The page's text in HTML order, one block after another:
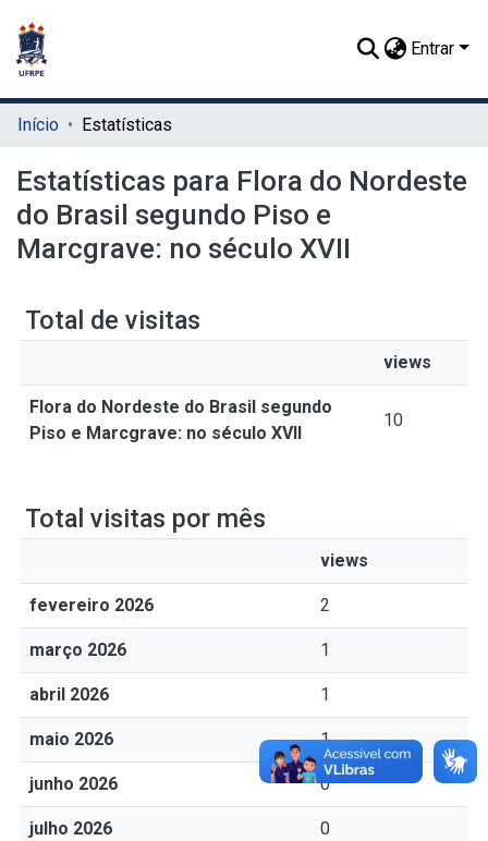
Entrar
Início Estatísticas
Estatísticas para Flora do Nordeste
do Brasil segundo Piso e
Marcgrave: no século XVII
Total de visitas
views
Flora do Nordeste do Brasil segundo
Piso e Marcgrave: no século XVII
10
Total visitas por mês
views
fevereiro 2026 2
março 2026 1
abril 2026 1
maio 2026 1
junho 2026 0
julho 2026 0